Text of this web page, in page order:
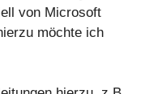
von Microsoft
möchte ich